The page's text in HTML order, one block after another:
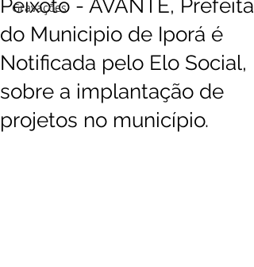
Gravações
Peixoto - AVANTE, Prefeita
do Municipio de Iporá é
Notificada pelo Elo Social,
sobre a implantação de
projetos no município.